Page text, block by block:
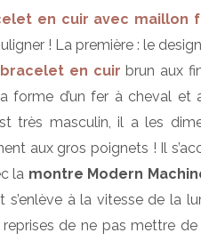
en cuir avec maillon
! La première : le
bracelet en cuir brun aux
forme d’un fer à cheval
très masculin, il a les
aux gros poignets ! Il
la montre Modern
s’enlève à la vitesse de la
reprises de ne pas mettre